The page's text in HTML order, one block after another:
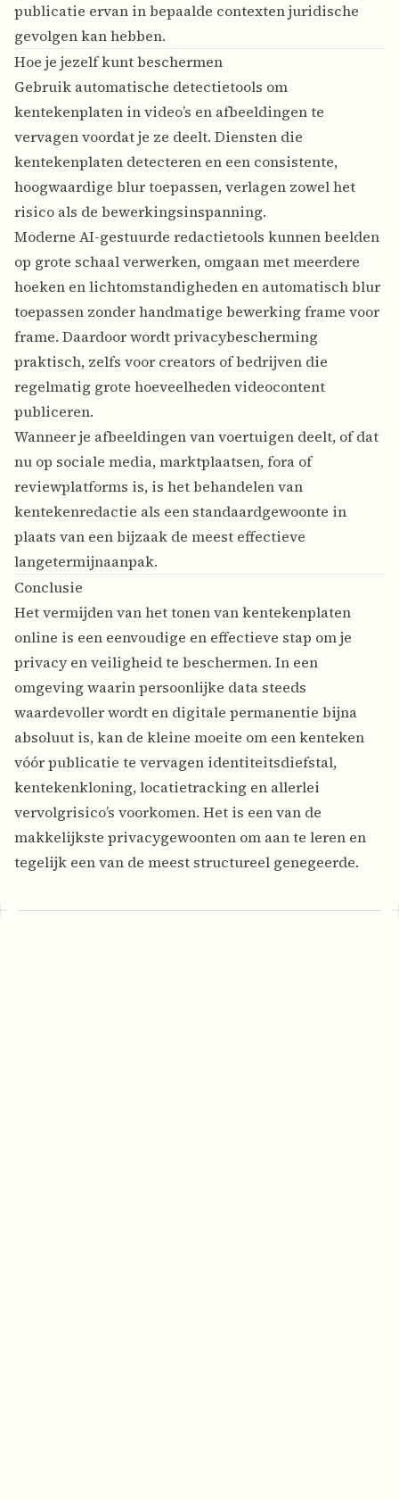
publicatie ervan in bepaalde contexten juridische
gevolgen kan hebben.
Hoe je jezelf kunt beschermen
Gebruik automatische detectietools om
kentekenplaten in video’s en afbeeldingen te
vervagen voordat je ze deelt. Diensten die
kentekenplaten detecteren en een consistente,
hoogwaardige blur toepassen, verlagen zowel het
risico als de bewerkingsinspanning.
Moderne AI-gestuurde redactietools kunnen beelden
op grote schaal verwerken, omgaan met meerdere
hoeken en lichtomstandigheden en automatisch blur
toepassen zonder handmatige bewerking frame voor
frame. Daardoor wordt privacybescherming
praktisch, zelfs voor creators of bedrijven die
regelmatig grote hoeveelheden videocontent
publiceren.
Wanneer je afbeeldingen van voertuigen deelt, of dat
nu op sociale media, marktplaatsen, fora of
reviewplatforms is, is het behandelen van
kentekenredactie als een standaardgewoonte in
plaats van een bijzaak de meest effectieve
langetermijnaanpak.
Conclusie
Het vermijden van het tonen vankentekenplaten
online is een eenvoudige en effectieve stap om je
privacy en veiligheid te beschermen. In een
omgeving waarin persoonlijke data steeds
waardevoller wordt en digitale permanentie bijna
absoluut is, kan de kleine moeite om een kenteken
vóór publicatie te vervagen identiteitsdiefstal,
kentekenkloning, locatietracking en allerlei
vervolgrisico’s voorkomen. Het is een van de
makkelijkste privacygewoonten om aan te leren en
tegelijk een van de meest structureel genegeerde.